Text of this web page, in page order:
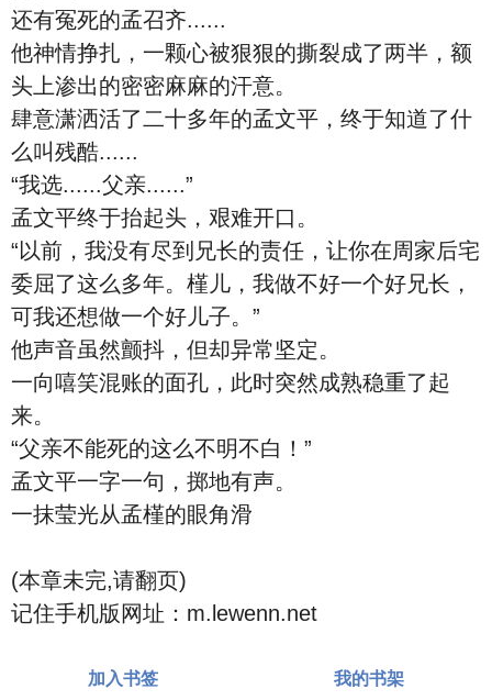
还有冤死的孟召齐......
他神情挣扎，一颗心被狠狠的撕裂成了两半，额
头上渗出的密密麻麻的汗意。
肆意潇洒活了二十多年的孟文平，终于知道了什
么叫残酷......
“我选......父亲......”
孟文平终于抬起头，艰难开口。
“以前，我没有尽到兄长的责任，让你在周家后宅
委屈了这么多年。槿儿，我做不好一个好兄长，
可我还想做一个好儿子。”
他声音虽然颤抖，但却异常坚定。
一向嘻笑混账的面孔，此时突然成熟稳重了起
来。
“父亲不能死的这么不明不白！”
孟文平一字一句，掷地有声。
一抹莹光从孟槿的眼角滑
(本章未完,请翻页)
记住手机版网址：m.lewenn.net
加入书签 我的书架